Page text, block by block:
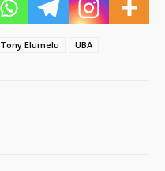
Tony Elumelu UBA